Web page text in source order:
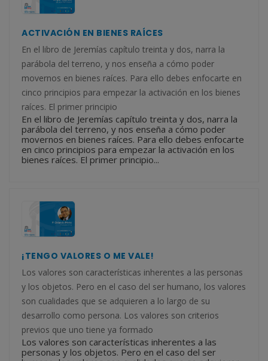
ACTIVACIÓN EN BIENES RAÍCES
En el libro de Jeremías capítulo treinta y dos, narra la
parábola del terreno, y nos enseña a cómo poder
movernos en bienes raíces. Para ello debes enfocarte en
cinco principios para empezar la activación en los bienes
raíces. El primer principio
En el libro de Jeremías capítulo treinta y dos, narra la
parábola del terreno, y nos enseña a cómo poder
movernos en bienes raíces. Para ello debes enfocarte
en cinco principios para empezar la activación en los
bienes raíces. El primer principio...
¡TENGO VALORES O ME VALE!
Los valores son características inherentes a las personas
y los objetos. Pero en el caso del ser humano, los valores
son cualidades que se adquieren a lo largo de su
desarrollo como persona. Los valores son criterios
previos que uno tiene ya formado
Los valores son características inherentes a las
personas y los objetos. Pero en el caso del ser